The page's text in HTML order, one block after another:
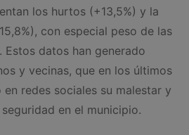
los hurtos (+13,5%) y la
con especial peso de las
Estos datos han generado
y vecinas, que en los últimos
redes sociales su malestar y
en el municipio.